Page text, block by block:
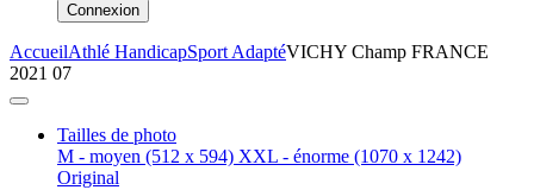
Connexion
AccueilAthlé HandicapSport AdaptéVICHY Champ FRANCE
2021 07
Tailles de photo
M - moyen (512 x 594) XXL - énorme (1070 x 1242)
Original